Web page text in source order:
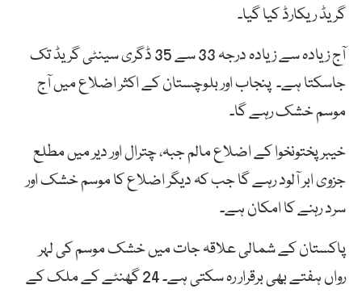
گریڈ ریکارڈ کیا گیا۔
آج زیادہ سے زیادہ درجہ 33 سے 35 ڈگری سینٹی گریڈ تک
جاسکتا ہے۔ پنجاب اور بلوچستان کے اکثر اضلاع میں آج
موسم خشک رہے گا۔
خیبر پختونخوا کے اضلاع مالم جبہ، چترال اور دیر میں مطلع
جزوی ابر آلود رہے گا جب کہ دیگر اضلاع کا موسم خشک اور
سرد رہنے کا امکان ہے۔
پاکستان کے شمالی علاقہ جات میں خشک موسم کی لہر
رواں ہفتے بھی برقرار رہ سکتی ہے۔ 24 گھنٹے کے ملک کے